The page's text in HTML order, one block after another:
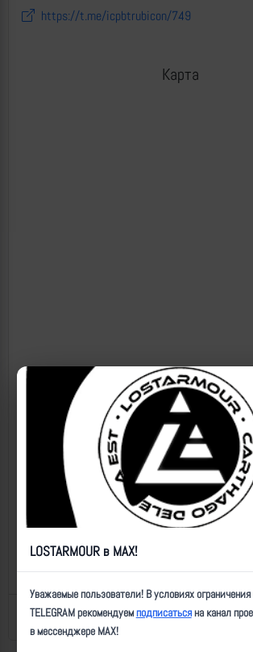
https://t.me/icpbtrubicon/749
Карта
Назад к списку Последнее
LOSTARMOUR в MAX!
Уважаемые пользователи! В условиях
TELEGRAM рекомендуемподписатьсяна канал
в мессенджере MAX!